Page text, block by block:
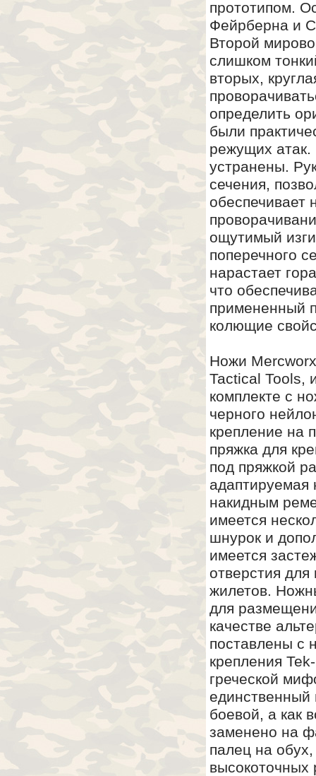
прототипом.
Фейрберна и
Второй
слишком
вторых,
определить
были
режущих атак.
устранены.
сечения,
обеспечивает
ощутимый
поперечного
нарастает
что
примененный
колющие
Ножи
Tactical Tools,
комплекте с
черного
крепление на
пряжка для
под пряжкой
накидным
имеется
шнурок и
имеется
отверстия
жилетов.
для
качестве
поставлены с
крепления
греческой
боевой, а как
заменено на
палец на
высокоточных